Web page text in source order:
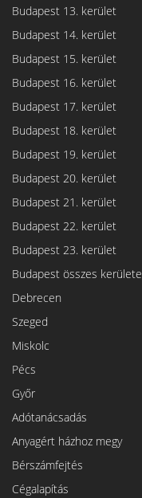
Budapest 13. kerület
Budapest 14. kerület
Budapest 15. kerület
Budapest 16. kerület
Budapest 17. kerület
Budapest 18. kerület
Budapest 19. kerület
Budapest 20. kerület
Budapest 21. kerület
Budapest 22. kerület
Budapest 23. kerület
Budapest összes kerülete
Debrecen
Szeged
Miskolc
Pécs
Győr
Adótanácsadás
Anyagért házhoz megy
Bérszámfejtés
Cégalapítás